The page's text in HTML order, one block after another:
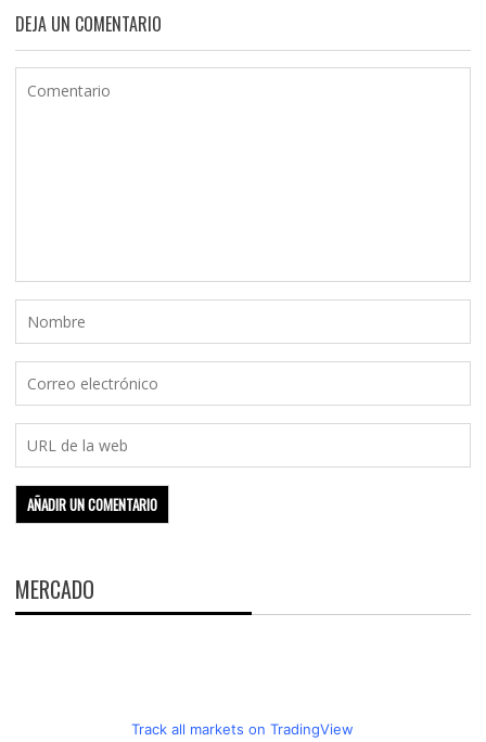
DEJA UN COMENTARIO
MERCADO
Track all markets on TradingView